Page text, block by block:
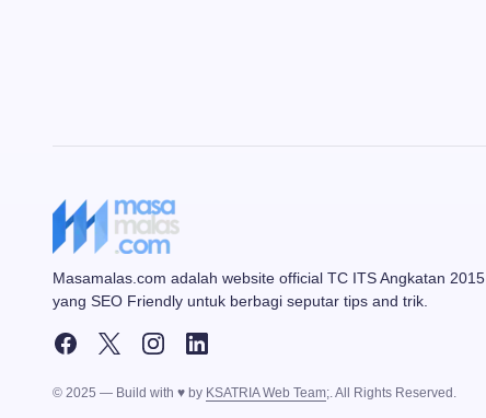
Masamalas.com adalah website official TC ITS Angkatan 2015
yang SEO Friendly untuk berbagi seputar tips and trik.
© 2025 — Build with ♥ by KSATRIA Web Team;. All Rights Reserved.